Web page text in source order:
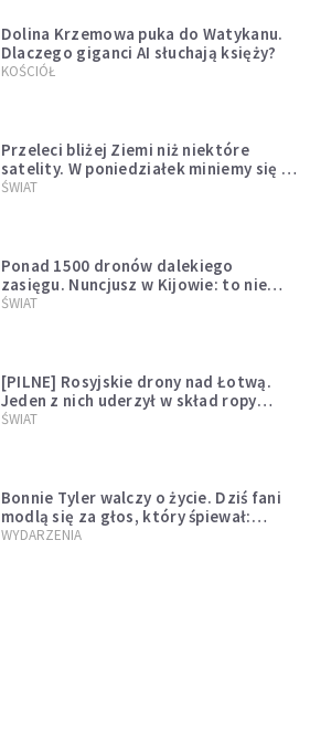
Dolina Krzemowa puka do Watykanu.
Dlaczego giganci AI słuchają księży?
KOŚCIÓŁ
Przeleci bliżej Ziemi niż niektóre
satelity. W poniedziałek miniemy się z
asteroidą, która poprzedzi znacznie
ŚWIAT
Ponad 1500 dronów dalekiego
zasięgu. Nuncjusz w Kijowie: to nie
wygląda na wolę zakończenia wojny
ŚWIAT
[PILNE] Rosyjskie drony nad Łotwą.
Jeden z nich uderzył w skład ropy
naftowej
ŚWIAT
Bonnie Tyler walczy o życie. Dziś fani
modlą się za głos, który śpiewał:
"Lord, help me"
WYDARZENIA